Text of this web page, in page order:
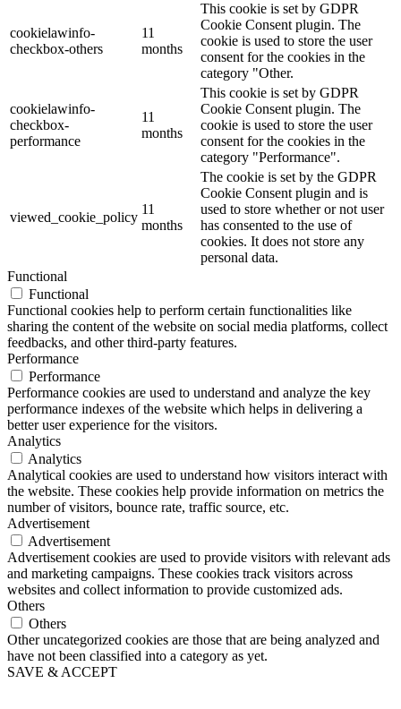
cookielawinfo-
checkbox-others
11
months
This cookie is set by GDPR
Cookie Consent plugin. The
cookie is used to store the user
consent for the cookies in the
category "Other.
cookielawinfo-
checkbox-
performance
11
months
This cookie is set by GDPR
Cookie Consent plugin. The
cookie is used to store the user
consent for the cookies in the
category "Performance".
viewed_cookie_policy
11
months
The cookie is set by the GDPR
Cookie Consent plugin and is
used to store whether or not user
has consented to the use of
cookies. It does not store any
personal data.
Functional
Functional
Functional cookies help to perform certain functionalities like
sharing the content of the website on social media platforms, collect
feedbacks, and other third-party features.
Performance
Performance
Performance cookies are used to understand and analyze the key
performance indexes of the website which helps in delivering a
better user experience for the visitors.
Analytics
Analytics
Analytical cookies are used to understand how visitors interact with
the website. These cookies help provide information on metrics the
number of visitors, bounce rate, traffic source, etc.
Advertisement
Advertisement
Advertisement cookies are used to provide visitors with relevant ads
and marketing campaigns. These cookies track visitors across
websites and collect information to provide customized ads.
Others
Others
Other uncategorized cookies are those that are being analyzed and
have not been classified into a category as yet.
SAVE & ACCEPT